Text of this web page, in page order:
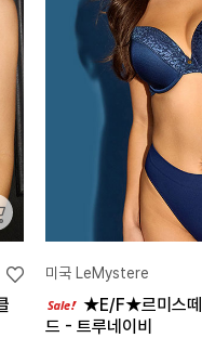
미국 LeMystere
★E/F★르미스떼
드 - 트루네이비